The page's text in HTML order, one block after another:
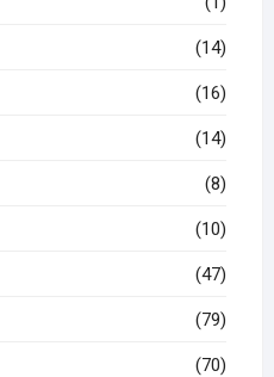
(14)
(16)
(14)
(8)
(10)
(47)
(79)
(70)